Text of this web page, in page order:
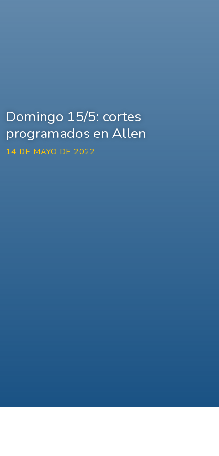
Domingo 15/5: cortes
programados en Allen
14 DE MAYO DE 2022